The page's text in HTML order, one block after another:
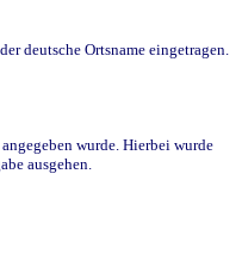
deutsche Ortsname eingetragen.
wurde. Hierbei wurde
ausgehen.